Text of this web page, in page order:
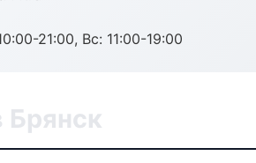
21:00, Вс: 11:00-19:00
Брянск